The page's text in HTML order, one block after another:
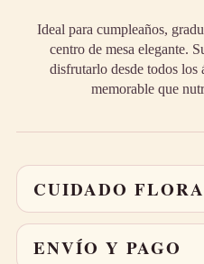
Ideal para cumpleaños,
centro de mesa elegante.
disfrutarlo desde todos los
memorable que
CUIDADO
del sol directo.
ENVÍO Y PAGO